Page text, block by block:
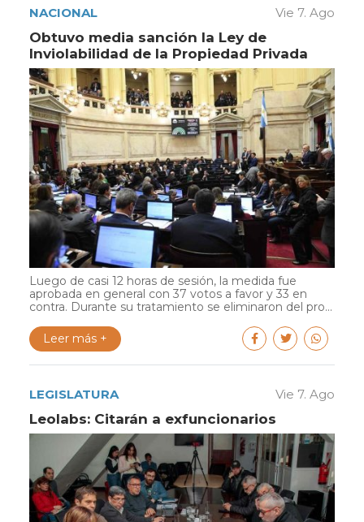
NACIONAL Vie 7. Ago
Obtuvo media sanción la Ley de
Inviolabilidad de la Propiedad Privada
Luego de casi 12 horas de sesión, la medida fue
aprobada en general con 37 votos a favor y 33 en
contra. Durante su tratamiento se eliminaron del pro...
Leer más +
LEGISLATURA Vie 7. Ago
Leolabs: Citarán a exfuncionarios